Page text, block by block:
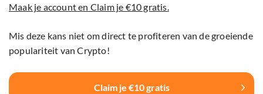
Maak je account en Claim je €10 gratis.
Mis deze kans niet om direct te profiteren van de groeiende
populariteit van Crypto!
Claim je €10 gratis